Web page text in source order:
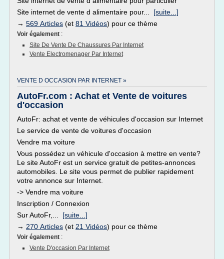
Site internet de vente d alimentaire pour... [suite...]
→ 569 Articles (et 81 Vidéos) pour ce thème
Voir également :
Site De Vente De Chaussures Par Internet
Vente Electromenager Par Internet
VENTE D OCCASION PAR INTERNET »
AutoFr.com : Achat et Vente de voitures
d'occasion
AutoFr: achat et vente de véhicules d'occasion sur Internet
Le service de vente de voitures d'occasion
Vendre ma voiture
Vous possédez un véhicule d'occasion à mettre en vente?
Le site AutoFr est un service gratuit de petites-annonces
automobiles. Le site vous permet de publier rapidement
votre annonce sur Internet.
-> Vendre ma voiture
Inscription / Connexion
Sur AutoFr,... [suite...]
→ 270 Articles (et 21 Vidéos) pour ce thème
Voir également :
Vente D'occasion Par Internet